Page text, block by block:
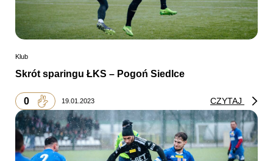
Klub
Skrót sparingu ŁKS – Pogoń Siedlce
0 19.01.2023 CZYTAJ